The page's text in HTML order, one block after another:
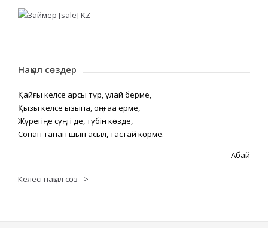
Нақыл сөздер
Қайғы келсе қарсы тұр, құлай берме,
Қызық келсе қызықпа, оңғаққа ерме,
Жүрегіңе сүңгі де, түбін көзде,
Сонан тапқан шын асыл, тастай көрме.
—Абай
Келесі нақыл сөз =>